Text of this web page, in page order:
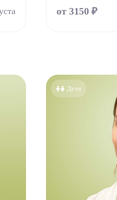
от 3150 ₽
Дети